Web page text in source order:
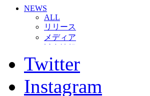
NEWS
ALL
リリース
メディア
グッズ
ファンコミュニティ
ホームタウン
Twitter
Instagram